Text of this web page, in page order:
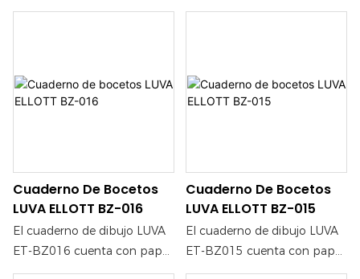
papel de alta calidad, ideal
construcción resistente
garantiza una experiencia de
como para tinta.
de alta calidad, ideal para
construcción resistente
garantiza una experiencia de
como para tinta.
Cuaderno De Bocetos
LUVA ELLOTT BZ-016
El cuaderno de dibujo LUVA
ET-BZ016 cuenta con papel
de alta calidad, ideal para
Cuaderno De Bocetos
LUVA ELLOTT BZ-015
El cuaderno de dibujo LUVA
ET-BZ015 cuenta con papel
de alta calidad, ideal para